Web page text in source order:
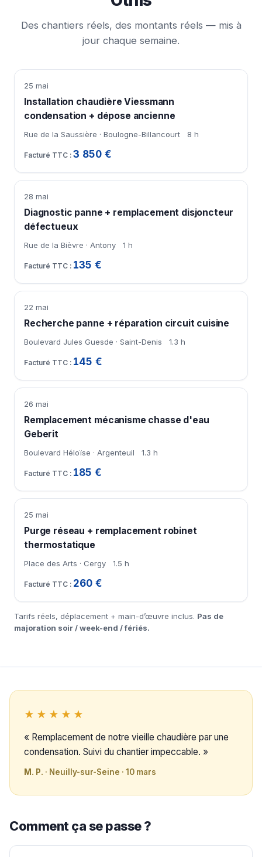
Des chantiers réels, des montants réels — mis à
jour chaque semaine.
25 mai
Installation chaudière Viessmann
condensation + dépose ancienne
Rue de la Saussière · Boulogne-Billancourt 8 h
3 850 €
28 mai
Diagnostic panne + remplacement disjoncteur
défectueux
Rue de la Bièvre · Antony 1 h
135 €
22 mai
Recherche panne + réparation circuit cuisine
Boulevard Jules Guesde · Saint-Denis 1.3 h
145 €
26 mai
Remplacement mécanisme chasse d'eau
Geberit
Boulevard Héloïse · Argenteuil 1.3 h
185 €
25 mai
Purge réseau + remplacement robinet
thermostatique
Place des Arts · Cergy 1.5 h
260 €
Tarifs réels, déplacement + main-d’œuvre inclus. Pas de
majoration soir / week-end / fériés.
★★★★★
« Remplacement de notre vieille chaudière par une
condensation. Suivi du chantier impeccable. »
M. P. · Neuilly-sur-Seine · 10 mars
Comment ça se passe ?